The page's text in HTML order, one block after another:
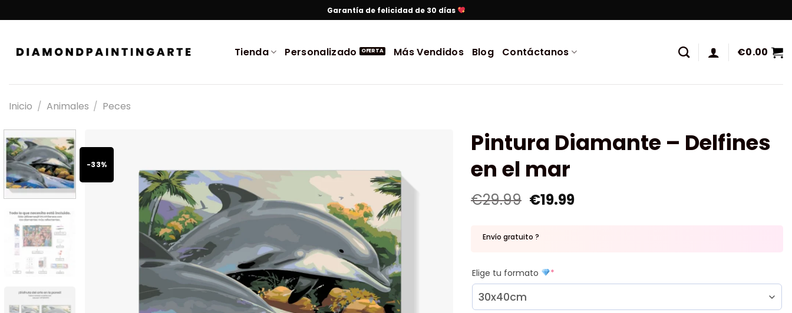
Garantía de felicidad de 30 días
Tienda Personalizado Más Vendidos Blog Contáctanos €0.00
Inicio / Animales / Peces
-33%
Pintura Diamante – Delfines
en el mar
€29.99 €19.99
Envío gratuito ?
Elige tu formato *